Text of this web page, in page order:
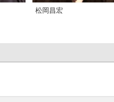
松岡昌宏